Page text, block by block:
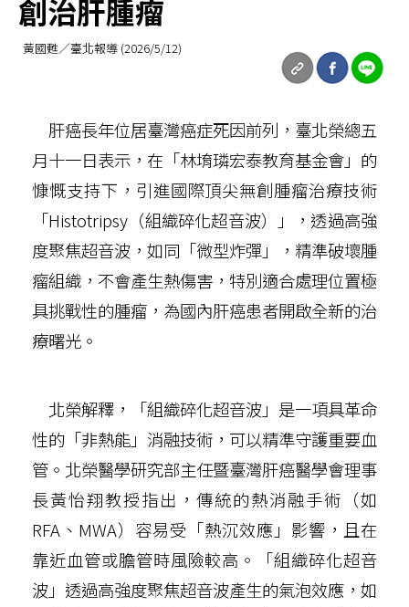
創治肝腫瘤
黃國甦／臺北報導 (2026/5/12)
肝癌長年位居臺灣癌症死因前列，臺北榮總五
月十一日表示，在「林堉璘宏泰教育基金會」的
慷慨支持下，引進國際頂尖無創腫瘤治療技術
「Histotripsy（組織碎化超音波）」，透過高強
度聚焦超音波，如同「微型炸彈」，精準破壞腫
瘤組織，不會產生熱傷害，特別適合處理位置極
具挑戰性的腫瘤，為國內肝癌患者開啟全新的治
療曙光。
北榮解釋，「組織碎化超音波」是一項具革命
性的「非熱能」消融技術，可以精準守護重要血
管。北榮醫學研究部主任暨臺灣肝癌醫學會理事
長黃怡翔教授指出，傳統的熱消融手術（如
RFA、MWA）容易受「熱沉效應」影響，且在
靠近血管或膽管時風險較高。「組織碎化超音
波」透過高強度聚焦超音波產生的氣泡效應，如